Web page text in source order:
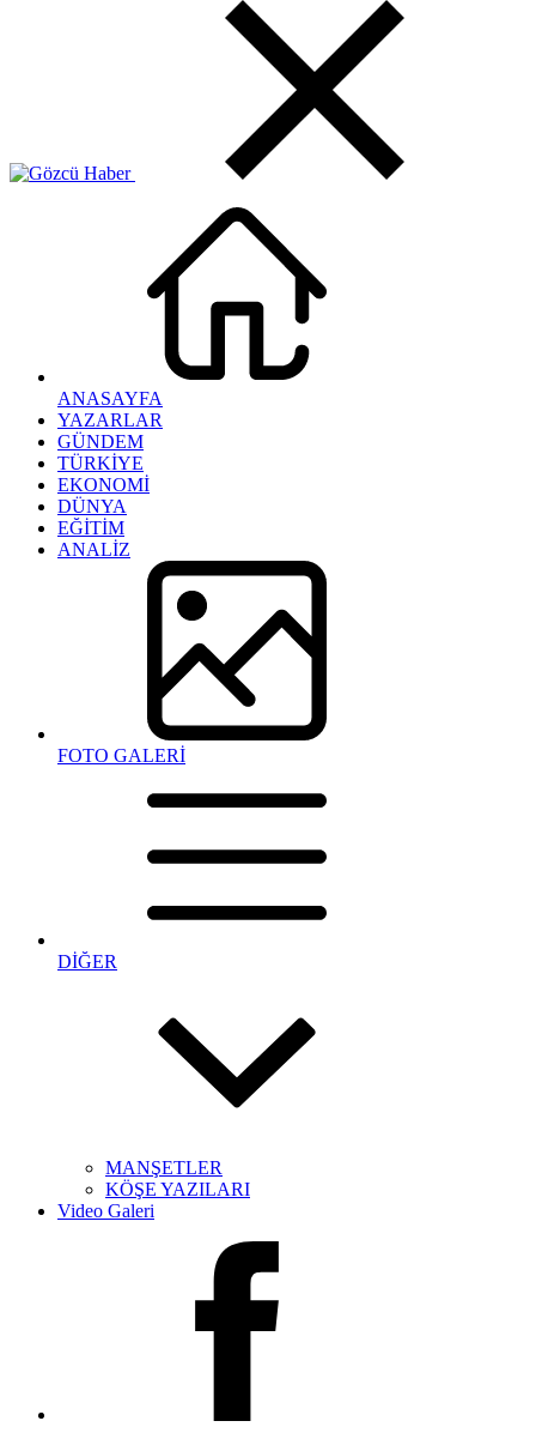
ANASAYFA
YAZARLAR
GÜNDEM
TÜRKİYE
EKONOMİ
DÜNYA
EĞİTİM
ANALİZ
FOTO GALERİ
DİĞER
MANŞETLER
KÖŞE YAZILARI
Video Galeri